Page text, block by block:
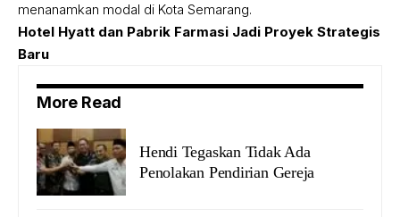
menanamkan modal di Kota Semarang.
Hotel Hyatt dan Pabrik Farmasi Jadi Proyek Strategis
Baru
More Read
Hendi Tegaskan Tidak Ada
Penolakan Pendirian Gereja